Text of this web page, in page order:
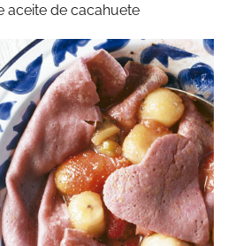
aceite de cacahuete